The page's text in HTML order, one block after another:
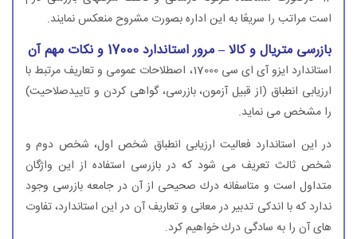
است مراتب را سریعًا به این اداره بصورت مشروح منعكس نمایند.
بازرسی متریال و كالا – مرور استاندارد 17000 و نكات مهم آن
استاندارد ایزو آی ای سی 17000، اصطلاحات عمومی و تعاریف مرتبط با
ارزیابی انطباق (از قبیل آزمون، بازرسی، گواهی كردن و تاییدصلاحیت)
را مشخص می نماید.
در این استاندارد فعالیت ارزیابی انطباق شخص اول، شخص دوم و
شخص ثالث تعریف می شود كه در بازرسی استفاده از این واژگان
متداول است و متاسفانه درك صحیحی از آن در جامعه بازرسی وجود
ندارد كه با اندكی تدبیر در معانی و تعاریف آن در این استاندارد، تفاوت
های آن را به سادگی درك خواهیم كرد.